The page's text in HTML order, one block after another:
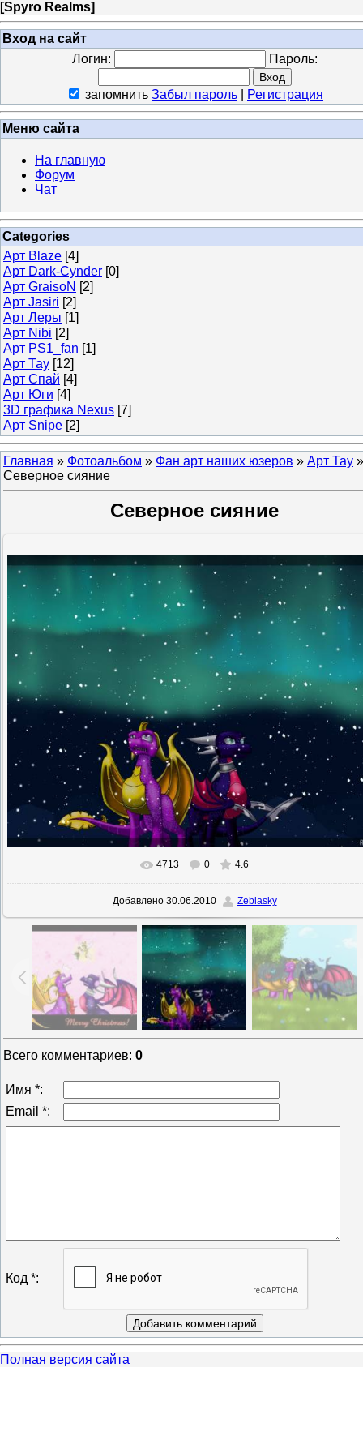
[Spyro Realms]
Вход на сайт
Логин:
Пароль:
запомнить Забыл пароль Регистрация
Меню сайта
На главную
Форум
Чат
Categories
Арт Blaze [4]
Арт Dark-Cynder [0]
Арт GraisoN [2]
Арт Jasiri [2]
Арт Леры [1]
Арт Nibi [2]
Арт PS1_fan [1]
Арт Тау [12]
Арт Спай [4]
Арт Юги [4]
3D графика Nexus [7]
Арт Snipe [2]
Главная » Фотоальбом » Фан арт наших юзеров » Арт Тау »
Северное сияние
Северное сияние
В реальном размере 1056x822
4713 0 4.6
Добавлено30.06.2010 Zeblasky
Всего комментариев: 0
Имя *:
Email *:
Код *:
Полная версия сайта